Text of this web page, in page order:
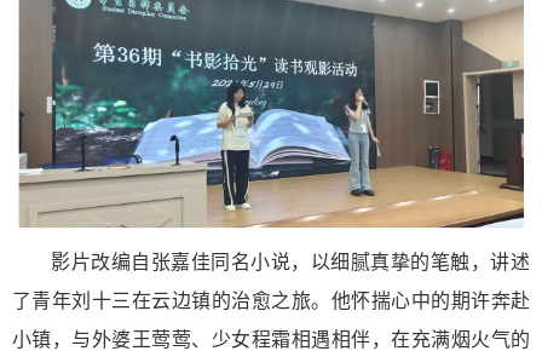
影片改编自张嘉佳同名小说，以细腻真挚的笔触，讲述
了青年刘十三在云边镇的治愈之旅。他怀揣心中的期许奔赴
小镇，与外婆王莺莺、少女程霜相遇相伴，在充满烟火气的